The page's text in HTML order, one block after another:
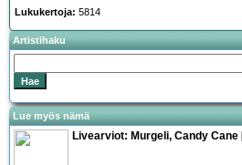
Lukukertoja: 5814
Artistihaku
Lue myös nämä
Livearviot: Murgeli, Candy Cane